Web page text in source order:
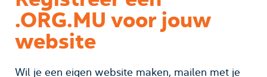
.ORG.MU voor jouw
website
Wil je een eigen website maken, mailen met je